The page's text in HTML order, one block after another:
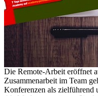
Die Remote-Arbeit eröffnet
Zusammenarbeit im Team
Konferenzen als zielführend